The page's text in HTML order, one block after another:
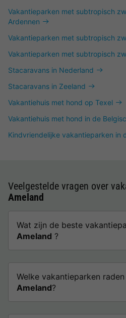
Vakantieparken met subtropisch
Ardennen
Vakantieparken met subtropisch
Vakantieparken met subtropisch
Stacaravans in Nederland
Stacaravans in Zeeland
Vakantiehuis met hond op Texel
Vakantiehuis met hond in de
Kindvriendelijke vakantieparken in
Veelgestelde vragen over
Ameland
Wat zijn de beste
Ameland ?
Welke vakantieparken
Ameland?